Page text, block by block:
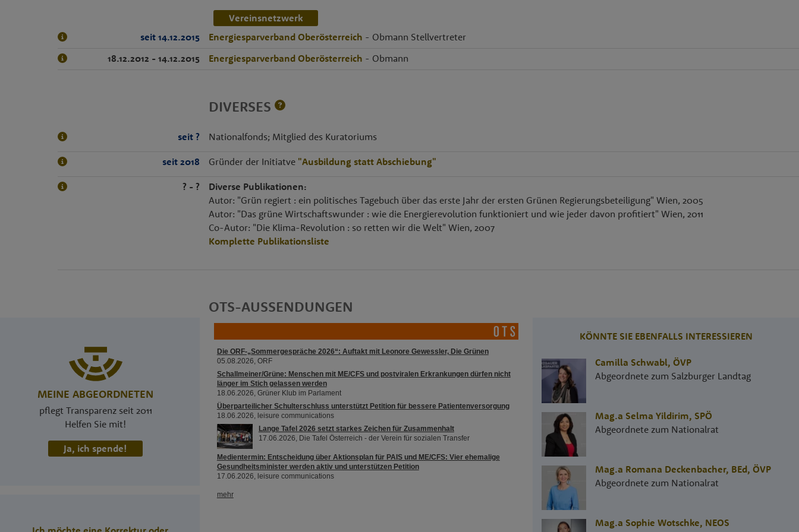
Vereinsnetzwerk
seit 14.12.2015
Energiesparverband Oberösterreich - Obmann Stellvertreter
18.12.2012 - 14.12.2015
Energiesparverband Oberösterreich - Obmann
DIVERSES
seit ? Nationalfonds; Mitglied des Kuratoriums
seit 2018 Gründer der Initiatve "Ausbildung statt Abschiebung"
? - ?
Diverse Publikationen:
Autor: "Grün regiert : ein politisches Tagebuch über das erste Jahr der ersten Grünen Regierungsbeteiligung" Wien, 2005
Autor: "Das grüne Wirtschaftswunder : wie die Energierevolution funktioniert und wie jeder davon profitiert" Wien, 2011
Co-Autor: "Die Klima-Revolution : so retten wir die Welt" Wien, 2007
Komplette Publikationsliste
MEINE ABGEORDNETEN
pflegt Transparenz seit 2011
Helfen Sie mit!
Ja, ich spende!
OTS-AUSSENDUNGEN
KÖNNTE SIE EBENFALLS INTERESSIEREN
Camilla Schwabl, ÖVP
Abgeordnete zum Salzburger Landtag
Mag.a Selma Yildirim, SPÖ
Abgeordnete zum Nationalrat
Mag.a Romana Deckenbacher, BEd, ÖVP
Abgeordnete zum Nationalrat
Mag.a Sophie Wotschke, NEOS